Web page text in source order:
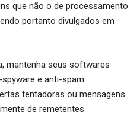
que não o de processamento
portanto divulgados em
mantenha seus softwares
e anti-spam
tentadoras ou mensagens
de remetentes